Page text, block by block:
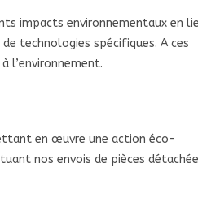
impacts environnementaux en
technologies spécifiques. A ces
l’environnement.
en œuvre une action éco-
nos envois de pièces